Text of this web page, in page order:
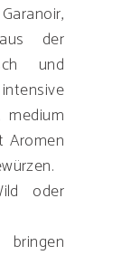
der
und
medium
Aromen
oder